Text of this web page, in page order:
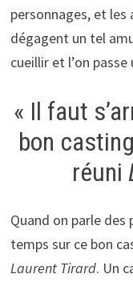
personnages, et
dégagent un tel
cueillir et l’on
« Il faut
bon
réuni
Quand on parle des
temps sur ce bon
Laurent Tirard. Un